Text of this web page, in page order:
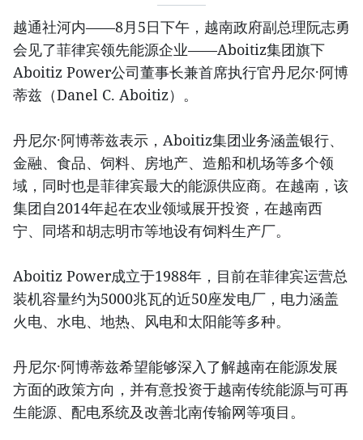
越通社河内——8月5日下午，越南政府副总理阮志勇
会见了菲律宾领先能源企业——Aboitiz集团旗下
Aboitiz Power公司董事长兼首席执行官丹尼尔·阿博
蒂兹（Danel C. Aboitiz）。
丹尼尔·阿博蒂兹表示，Aboitiz集团业务涵盖银行、
金融、食品、饲料、房地产、造船和机场等多个领
域，同时也是菲律宾最大的能源供应商。在越南，该
集团自2014年起在农业领域展开投资，在越南西
宁、同塔和胡志明市等地设有饲料生产厂。
Aboitiz Power成立于1988年，目前在菲律宾运营总
装机容量约为5000兆瓦的近50座发电厂，电力涵盖
火电、水电、地热、风电和太阳能等多种。
丹尼尔·阿博蒂兹希望能够深入了解越南在能源发展
方面的政策方向，并有意投资于越南传统能源与可再
生能源、配电系统及改善北南传输网等项目。